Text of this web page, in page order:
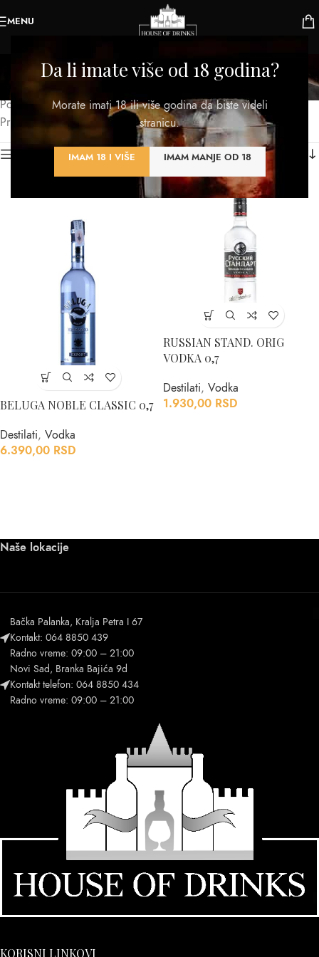
Da li imate više od 18 godina?
Morate imati 18 ili više godina da biste videli
stranicu.
IMAM 18 I VIŠE IMAM MANJE OD 18
MENU
Rusija
Početna
Proizvod Zemlja porekla/Rusija
Prikazano je svih 2 rezultata
Kategorije proizvoda
BELUGA NOBLE CLASSIC 0,7
Destilati, Vodka
6.390,00 RSD
RUSSIAN STAND. ORIG
VODKA 0,7
Destilati, Vodka
1.930,00 RSD
Naše lokacije
Bačka Palanka, Kralja Petra I 67
Kontakt: 064 8850 439
Radno vreme: 09:00 – 21:00
Novi Sad, Branka Bajića 9d
Kontakt telefon: 064 8850 434
Radno vreme: 09:00 – 21:00
KORISNI LINKOVI